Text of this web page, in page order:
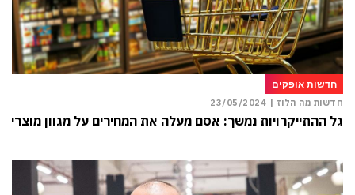
חדשות אופקים
חדשות מה הלוז | 23/05/2024
גל ההתייקרויות נמשך: אסם מעלה את המחירים על מגוון מוצרים